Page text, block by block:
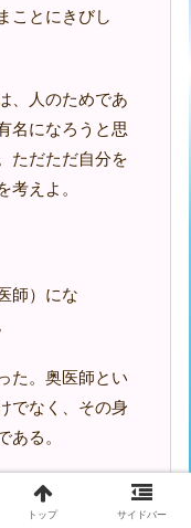
ことにきびし
、人のためであ
名になろうと思
ただただ自分を
考えよ。
師）にな
た。奥医師とい
でなく、その身
ある。
反することだっ
トップ サイドバー